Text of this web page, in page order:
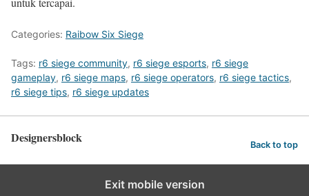
Categories: Raibow Six Siege
Tags: r6 siege community, r6 siege esports, r6 siege
gameplay, r6 siege maps, r6 siege operators, r6 siege tactics,
r6 siege tips, r6 siege updates
Designersblock Back to top
Exit mobile version